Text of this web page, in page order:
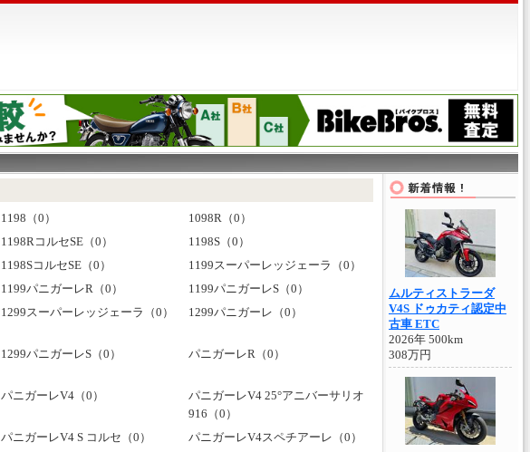
1198（0）
1098R（0）
1198RコルセSE（0）
1198S（0）
1198SコルセSE（0）
1199スーパーレッジェーラ（0）
1199パニガーレR（0）
1199パニガーレS（0）
1299スーパーレッジェーラ（0） 1299パニガーレ（0）
1299パニガーレS（0） パニガーレR（0）
パニガーレV4（0）
パニガーレV4 25°アニバーサリオ
916（0）
パニガーレV4 S コルセ（0）
パニガーレV4スペチアーレ（0）
ムルティストラーダ
V4S ドゥカティ認定中
古車 ETC
2026年 500km
308万円